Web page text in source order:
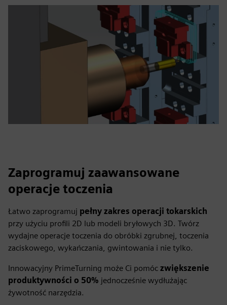
Zaprogramuj zaawansowane
operacje toczenia
Łatwo zaprogramuj pełny zakres operacji tokarskich
przy użyciu profili 2D lub modeli bryłowych 3D. Twórz
wydajne operacje toczenia do obróbki zgrubnej, toczenia
zaciskowego, wykańczania, gwintowania i nie tylko.
Innowacyjny PrimeTurning może Ci pomóc zwiększenie
produktywności o 50% jednocześnie wydłużając
żywotność narzędzia.